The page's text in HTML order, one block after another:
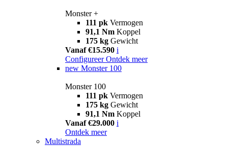
Monster +
111 pk Vermogen
91,1 Nm Koppel
175 kg Gewicht
Vanaf €15.590 i
Configureer Ontdek meer
new Monster 100
Monster 100
111 pk Vermogen
175 kg Gewicht
91,1 Nm Koppel
Vanaf €29.000 i
Ontdek meer
Multistrada